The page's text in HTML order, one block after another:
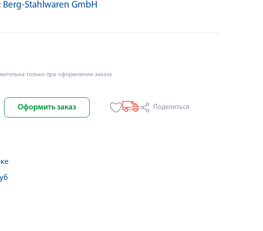
Berg-Stahlwaren GmbH
только при оформлении заказа
Оформить заказ Поделиться